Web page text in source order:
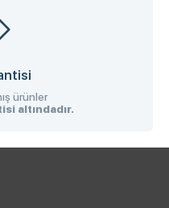
ürünler
altındadır.